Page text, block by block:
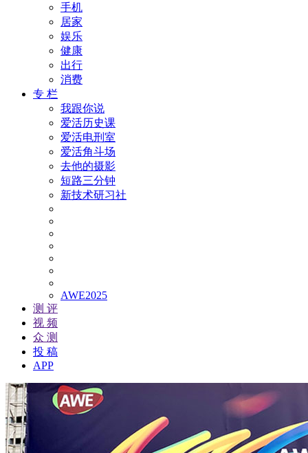
手机
居家
娱乐
健康
出行
消费
专 栏
我跟你说
爱活历史课
爱活电刑室
爱活角斗场
去他的摄影
短路三分钟
新技术研习社
AWE2025
测 评
视 频
众 测
投 稿
APP